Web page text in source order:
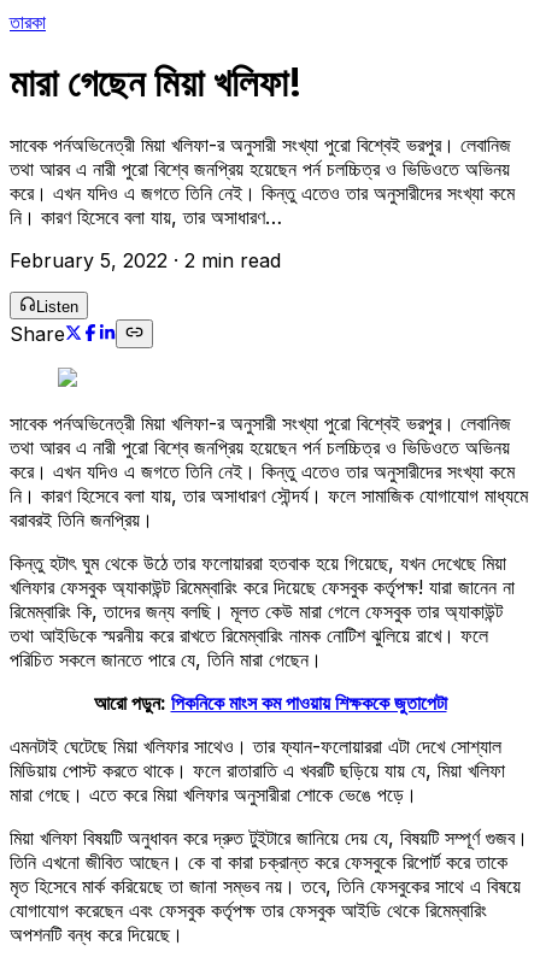
তারকা
মারা গেছেন মিয়া খলিফা!
সাবেক পর্নঅভিনেত্রী মিয়া খলিফা-র অনুসারী সংখ্যা পুরো বিশ্বেই ভরপুর। লেবানিজ
তথা আরব এ নারী পুরো বিশ্বে জনপ্রিয় হয়েছেন পর্ন চলচ্চিত্র ও ভিডিওতে অভিনয়
করে। এখন যদিও এ জগতে তিনি নেই। কিন্তু এতেও তার অনুসারীদের সংখ্যা কমে
নি। কারণ হিসেবে বলা যায়, তার অসাধারণ…
February 5, 2022 · 2 min read
Listen
Share
সাবেক পর্নঅভিনেত্রী মিয়া খলিফা-র অনুসারী সংখ্যা পুরো বিশ্বেই ভরপুর। লেবানিজ
তথা আরব এ নারী পুরো বিশ্বে জনপ্রিয় হয়েছেন পর্ন চলচ্চিত্র ও ভিডিওতে অভিনয়
করে। এখন যদিও এ জগতে তিনি নেই। কিন্তু এতেও তার অনুসারীদের সংখ্যা কমে
নি। কারণ হিসেবে বলা যায়, তার অসাধারণ সৌন্দর্য। ফলে সামাজিক যোগাযোগ মাধ্যমে
বরাবরই তিনি জনপ্রিয়।
কিন্তু হটাৎ ঘুম থেকে উঠে তার ফলোয়াররা হতবাক হয়ে গিয়েছে, যখন দেখেছে মিয়া
খলিফার ফেসবুক অ্যাকাউন্ট রিমেম্বারিং করে দিয়েছে ফেসবুক কর্তৃপক্ষ! যারা জানেন না
রিমেম্বারিং কি, তাদের জন্য বলছি। মূলত কেউ মারা গেলে ফেসবুক তার অ্যাকাউন্ট
তথা আইডিকে স্মরনীয় করে রাখতে রিমেম্বারিং নামক নোটিশ ঝুলিয়ে রাখে। ফলে
পরিচিত সকলে জানতে পারে যে, তিনি মারা গেছেন।
আরো পড়ুন: পিকনিকে মাংস কম পাওয়ায় শিক্ষককে জুতাপেটা
এমনটাই ঘেটেছে মিয়া খলিফার সাথেও। তার ফ্যান-ফলোয়াররা এটা দেখে সোশ্যাল
মিডিয়ায় পোস্ট করতে থাকে। ফলে রাতারাতি এ খবরটি ছড়িয়ে যায় যে, মিয়া খলিফা
মারা গেছে। এতে করে মিয়া খলিফার অনুসারীরা শোকে ভেঙে পড়ে।
মিয়া খলিফা বিষয়টি অনুধাবন করে দ্রুত টুইটারে জানিয়ে দেয় যে, বিষয়টি সম্পূর্ণ গুজব।
তিনি এখনো জীবিত আছেন। কে বা কারা চক্রান্ত করে ফেসবুকে রিপোর্ট করে তাকে
মৃত হিসেবে মার্ক করিয়েছে তা জানা সম্ভব নয়। তবে, তিনি ফেসবুকের সাথে এ বিষয়ে
যোগাযোগ করেছেন এবং ফেসবুক কর্তৃপক্ষ তার ফেসবুক আইডি থেকে রিমেম্বারিং
অপশনটি বন্ধ করে দিয়েছে।